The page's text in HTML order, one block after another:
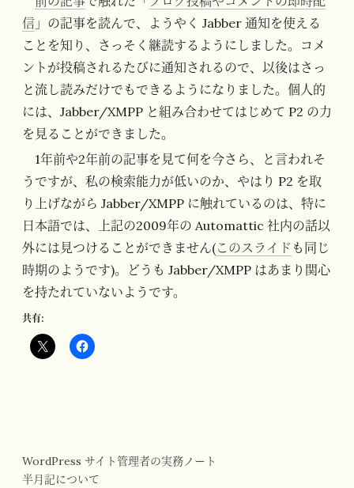
信 」の記事を読んで、ようやく Jabber 通知を使える
ことを知り、さっそく継読するようにしました。コメ
ントが投稿されるたびに通知されるので、以後はさっ
と流し読みだけでもできるようになりました。個人的
には、Jabber/XMPP と組み合わせてはじめて P2 の力
を見ることができました。
1年前や2年前の記事を見て何を今さら、と言われそ
うですが、私の検索能力が低いのか、やはり P2 を取
り上げながら Jabber/XMPP に触れているのは、特に
日本語では、上記の2009年の Automattic 社内の話以
外には見つけることができません(このスライド も同じ
時期のようです)。どうも Jabber/XMPP はあまり関心
を持たれていないようです。
共有:
WordPress サイト管理者の実務ノート
半月記について